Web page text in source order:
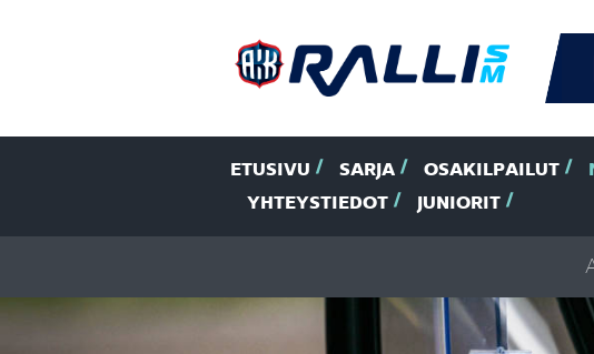
ETUSIVU SARJA OSAKILPAILUT
YHTEYSTIEDOT
JUNIORIT